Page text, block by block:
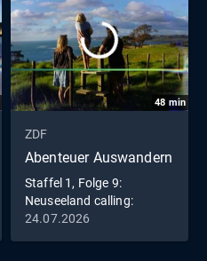
48 min
ZDF
Abenteuer Auswandern
Staffel 1, Folge 9:
Neuseeland calling:
Neuanfang im
24.07.2026